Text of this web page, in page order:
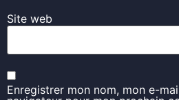
Site web
Enregistrer mon nom, mon e-